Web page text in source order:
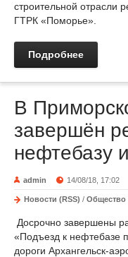
строительной отрасли
ГТРК «Поморье».
Подробнее
В
завершён
нефтебазу
admin 14/08/18, 17:02
Новости (RSS) / Общество
Досрочно завершены
«Подъезд к нефтебазе
дороги Архангельск-